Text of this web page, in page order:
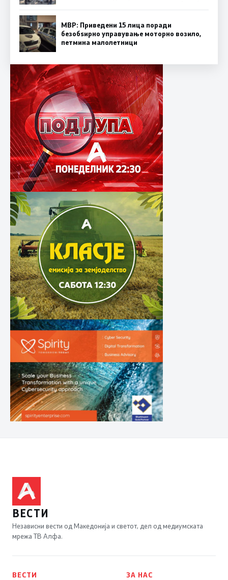
МВР: Приведени 15 лица поради
безобѕирно управување моторно возило,
петмина малолетници
ВЕСТИ
Независни вести од Македонија и светот, дел од медиумската
мрежа ТВ Алфа.
ВЕСТИ ЗА НАС